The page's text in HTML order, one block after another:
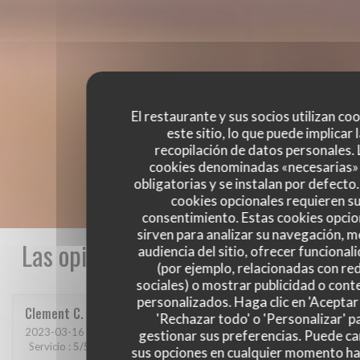
El restaurante y sus socios utilizan
este sitio, lo que puede implicar
recopilación de datos personales.
cookies denominadas
obligatorias y se instalan por
cookies opcionales requieren
consentimiento. Estas cookies
sirven para analizar su navegación,
audiencia del sitio, ofrecer
(por ejemplo, relacionadas con
sociales) o mostrar publicidad o
personalizados. Haga clic en
'Rechazar todo' o 'Personalizar'
gestionar sus preferencias. Puede
sus opciones en cualquier momento
Las opiniones de nuestros clientes
Clement C
2023-03-16 - 21:00 - Invitados 6
Servicio : 5/5 Ambiente: Menú Calidad / Precio